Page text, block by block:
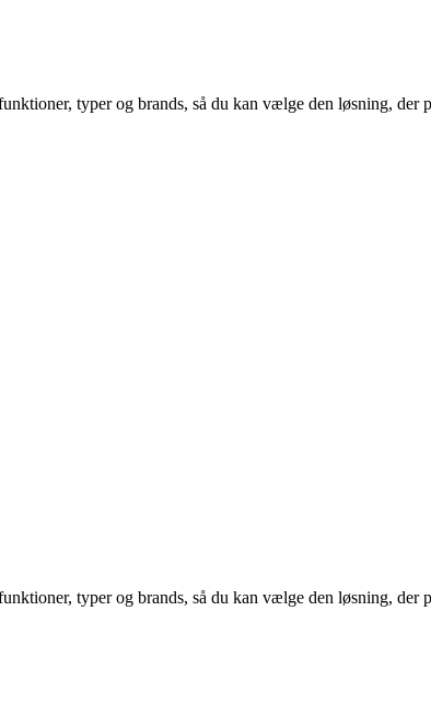
typer og brands, så du kan vælge den løsning, der
typer og brands, så du kan vælge den løsning, der